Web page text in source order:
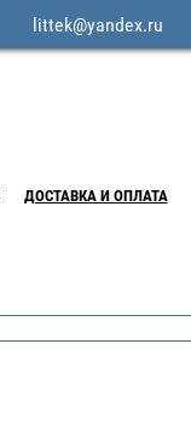
littek@yandex.ru
ДОСТАВКА И ОПЛАТА